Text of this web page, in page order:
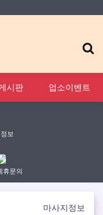
시판 업소이벤트
보
휴문의
마사지정보
접속자